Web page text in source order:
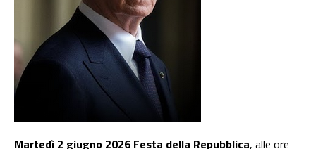
Martedì 2 giugno 2026 Festa della Repubblica, alle ore